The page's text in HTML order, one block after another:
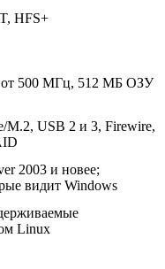
HFS+
500 МГц, 512 МБ ОЗУ
USB 2 и 3, Firewire,
2003 и новее;
видит Windows
Linux